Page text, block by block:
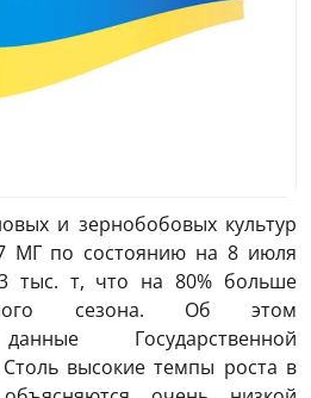
и зернобобовых культур
МГ по состоянию на 8 июля
тыс. т, что на 80% больше
сезона. Об этом
Государственной
высокие темпы роста в